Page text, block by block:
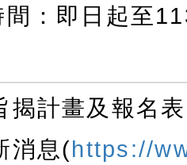
間：即日起至
揭計畫及報名
消息(https://